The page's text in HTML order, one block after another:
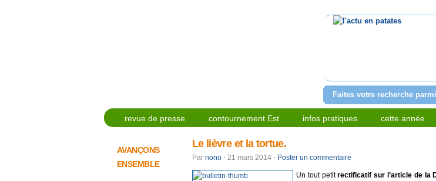
Faites votre recherche
revue de presse contournement Est infos pratiques cette année
AVANÇONS
ENSEMBLE
Le lièvre et la tortue.
Par nono ⋅ 21 mars 2014 ⋅ Poster un commentaire
Un tout petitrectificatif sur l’article de la